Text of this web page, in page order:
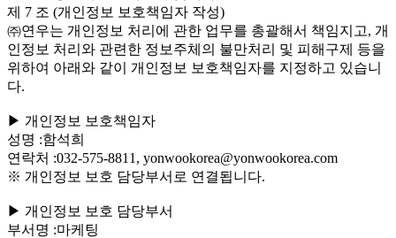
제 7 조 (개인정보 보호책임자 작성)
㈜연우는 개인정보 처리에 관한 업무를 총괄해서 책임지고, 개
인정보 처리와 관련한 정보주체의 불만처리 및 피해구제 등을
위하여 아래와 같이 개인정보 보호책임자를 지정하고 있습니
다.
▶ 개인정보 보호책임자
성명 :함석희
연락처 :032-575-8811, yonwookorea@yonwookorea.com
※ 개인정보 보호 담당부서로 연결됩니다.
▶ 개인정보 보호 담당부서
부서명 :마케팅